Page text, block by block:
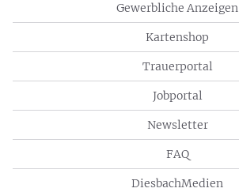
Gewerbliche Anzeigen
Kartenshop
Trauerportal
Jobportal
Newsletter
FAQ
DiesbachMedien